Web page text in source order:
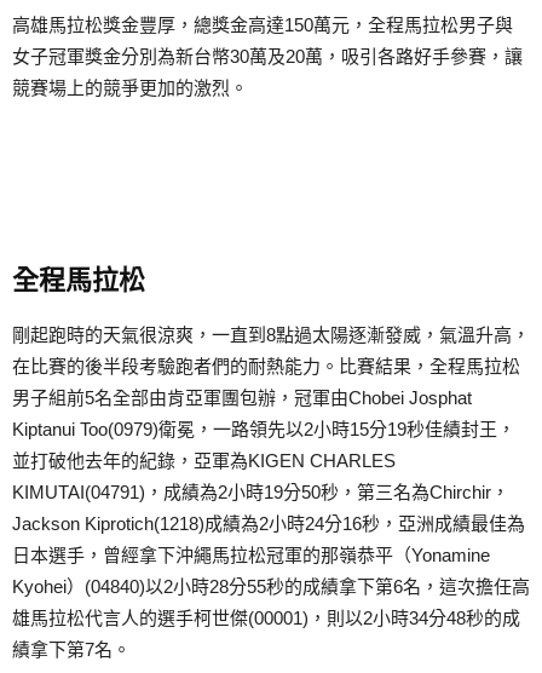
高雄馬拉松獎金豐厚，總獎金高達150萬元，全程馬拉松男子與
女子冠軍獎金分別為新台幣30萬及20萬，吸引各路好手參賽，讓
競賽場上的競爭更加的激烈。
全程馬拉松
剛起跑時的天氣很涼爽，一直到8點過太陽逐漸發威，氣溫升高，
在比賽的後半段考驗跑者們的耐熱能力。比賽結果，全程馬拉松
男子組前5名全部由肯亞軍團包辦，冠軍由Chobei Josphat
Kiptanui Too(0979)衛冕，一路領先以2小時15分19秒佳績封王，
並打破他去年的紀錄，亞軍為KIGEN CHARLES
KIMUTAI(04791)，成績為2小時19分50秒，第三名為Chirchir，
Jackson Kiprotich(1218)成績為2小時24分16秒，亞洲成績最佳為
日本選手，曾經拿下沖繩馬拉松冠軍的那嶺恭平（Yonamine
Kyohei）(04840)以2小時28分55秒的成績拿下第6名，這次擔任高
雄馬拉松代言人的選手柯世傑(00001)，則以2小時34分48秒的成
績拿下第7名。